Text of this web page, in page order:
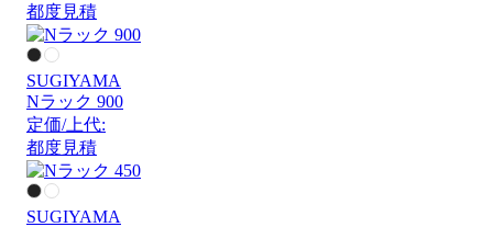
都度見積
SUGIYAMA
Nラック 900
定価/上代:
都度見積
SUGIYAMA